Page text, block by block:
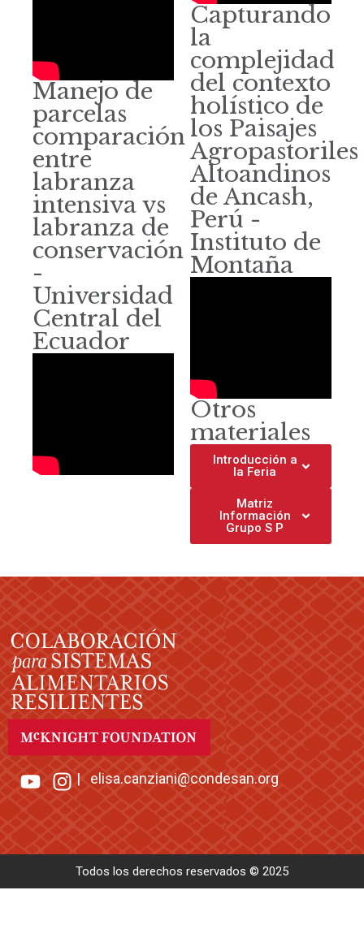
Manejo de
parcelas
comparación
entre
labranza
intensiva vs
labranza de
conservación
-
Universidad
Central del
Ecuador
Capturando
la
complejidad
del contexto
holístico de
los Paisajes
Agropastoriles
Altoandinos
de Ancash,
Perú -
Instituto de
Montaña
Otros
materiales
Introducción a
la Feria
Matriz
Información
Grupo S P
|elisa.canziani@condesan.org
Todos los derechos reservados © 2025